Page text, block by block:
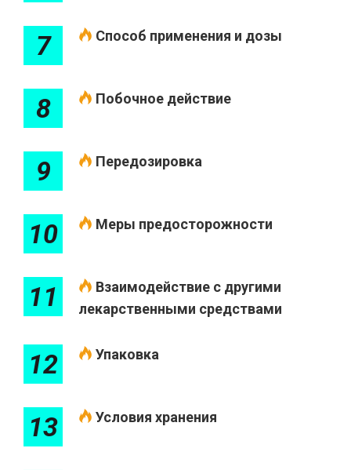
7 Способ применения и дозы
8 Побочное действие
9 Передозировка
10 Меры предосторожности
11
Взаимодействие с другими
лекарственными средствами
12 Упаковка
13 Условия хранения